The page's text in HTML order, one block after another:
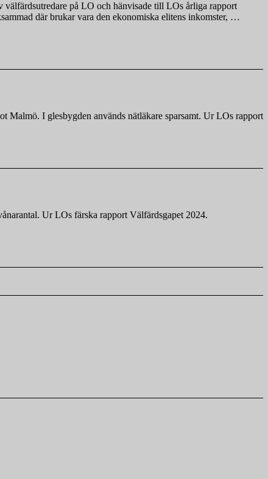
på LO och hänvisade till LOs årliga rapport
där brukar vara den ekonomiska elitens inkomster, …
Malmö. I glesbygden används nätläkare sparsamt. Ur LOs rapport
Ur LOs färska rapport Välfärdsgapet 2024.